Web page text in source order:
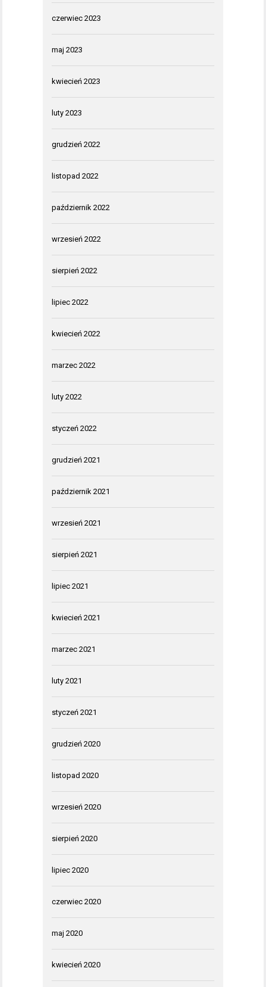
czerwiec 2023
maj 2023
kwiecień 2023
luty 2023
grudzień 2022
listopad 2022
październik 2022
wrzesień 2022
sierpień 2022
lipiec 2022
kwiecień 2022
marzec 2022
luty 2022
styczeń 2022
grudzień 2021
październik 2021
wrzesień 2021
sierpień 2021
lipiec 2021
kwiecień 2021
marzec 2021
luty 2021
styczeń 2021
grudzień 2020
listopad 2020
wrzesień 2020
sierpień 2020
lipiec 2020
czerwiec 2020
maj 2020
kwiecień 2020